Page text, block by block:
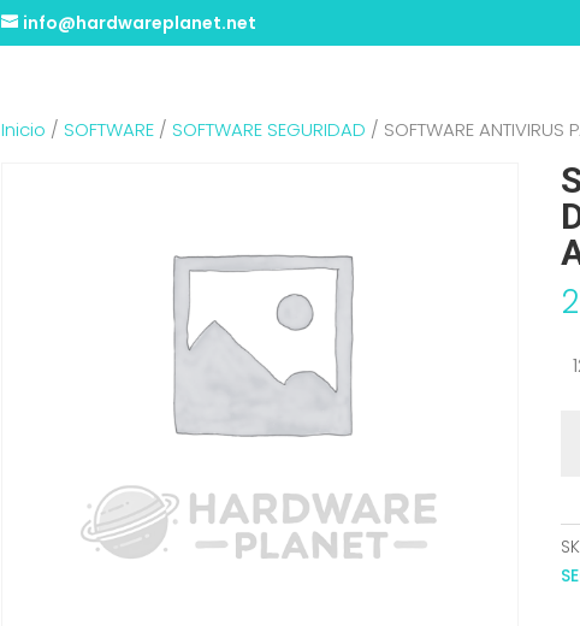
info@hardwareplanet.net
Inicio / SOFTWARE/ SOFTWARE SEGURIDAD / SOFTWARE ANTIVIRUS
10